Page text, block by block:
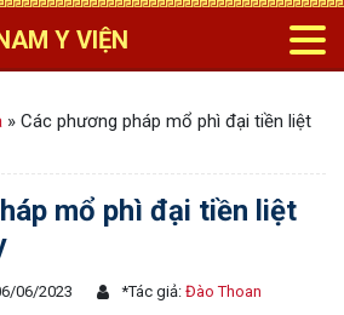
Y VIỆN
» Các phương pháp mổ phì đại tiền liệt
mổ phì đại tiền liệt
06/2023 *Tác giả: Đào Thoan